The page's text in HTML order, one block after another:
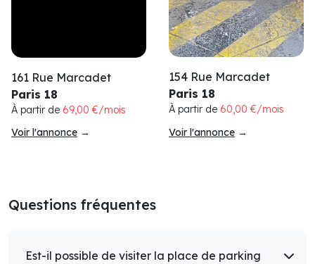
161 Rue Marcadet
Paris 18
À partir de 69,00 €/mois
Voir l'annonce →
154 Rue Marcadet
Paris 18
À partir de 60,00 €/mois
Voir l'annonce →
Questions fréquentes
Est-il possible de visiter la place de parking